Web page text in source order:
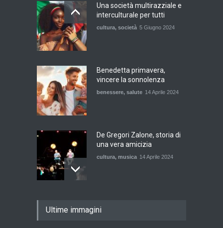
Una società multirazziale e
interculturale per tutti
cultura, società 5 Giugno 2024
Benedetta primavera,
vincere la sonnolenza
benessere, salute 14 Aprile 2024
De Gregori Zalone, storia di
una vera amicizia
cultura, musica 14 Aprile 2024
cultura
Ultime immagini